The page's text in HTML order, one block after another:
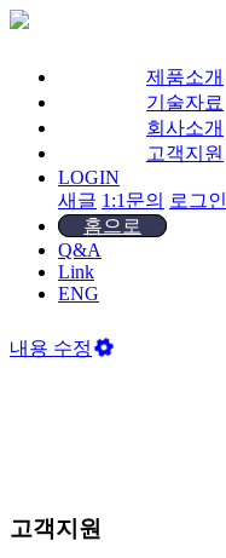
제품소개
기술자료
회사소개
고객지원
LOGIN
새글 1:1문의 로그인
홈으로
Q&A
Link
ENG
내용 수정
고객지원